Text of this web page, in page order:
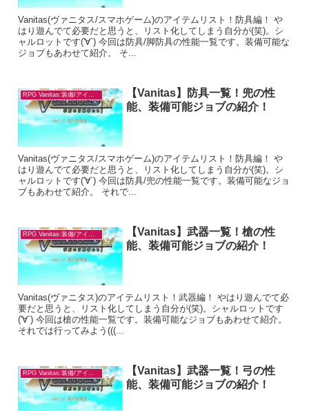
Vanitas(ヴァニタス/スマホゲーム)のアイテムリスト！防具編！ や
はり遊んでて必要だと思うと、リスト化してしまう自分が(笑)。シ
ャルロットです('∀`) 今回は防具/脚防具の性能一覧です。装備可能な
ジョブもあわせて紹介。 そ...
RPG Vanitas:装備/アイテム
【Vanitas】防具一覧！兜の性
能、装備可能ジョブの紹介！
Vanitas(ヴァニタス/スマホゲーム)のアイテムリスト！防具編！ や
はり遊んでて必要だと思うと、リスト化してしまう自分が(笑)。シ
ャルロットです('∀`) 今回は防具/兜の性能一覧です。装備可能なジョ
ブもあわせて紹介。 それで...
【Vanitas】武器一覧！槍の性
能、装備可能ジョブの紹介！
Vanitas(ヴァニタス)のアイテムリスト！武器編！ やはり遊んでて必
要だと思うと、リスト化してしまう自分が(笑)。シャルロットです
('∀`) 今回は槍の性能一覧です。装備可能なジョブもあわせて紹介。
それでは行ってみよう(((...
【Vanitas】武器一覧！弓の性
能、装備可能ジョブの紹介！